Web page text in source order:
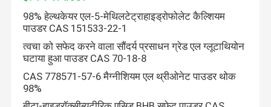
98% हेल्थकेयर एल-5-मेथिलटेट्राहाइड्रोफोलेट कैल्शियम
पाउडर CAS 151533-22-1
त्वचा को सफेद करने वाला सौंदर्य प्रसाधन ग्रेड एल ग्लूटाथियोन
घटाया हुआ पाउडर CAS 70-18-8
CAS 778571-57-6 मैग्नीशियम एल थ्रीओनेट पाउडर थोक
98%